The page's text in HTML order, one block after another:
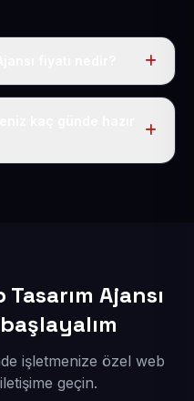
+ KDV. Bu bedele alan
Ajansı
işletmenize özel web
geçin.